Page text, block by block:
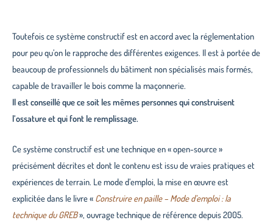
Toutefois ce système constructif est en accord avec la réglementation
pour peu qu’on le rapproche des différentes exigences. Il est à portée de
beaucoup de professionnels du bâtiment non spécialisés mais formés,
capable de travailler le bois comme la maçonnerie.
Il est conseillé que ce soit les mêmes personnes qui construisent
l’ossature et qui font le remplissage.
Ce système constructif est une technique en « open-source »
précisément décrites et dont le contenu est issu de vraies pratiques et
expériences de terrain. Le mode d’emploi, la mise en œuvre est
explicitée dans le livre « Construire en paille – Mode d’emploi : la
technique du GREB», ouvrage technique de référence depuis 2005.